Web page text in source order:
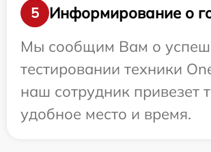
5
Информирование о
Мы сообщим Вам о
тестировании техники
наш сотрудник привезет
удобное место и время.